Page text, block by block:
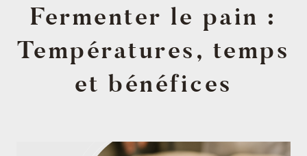
Fermenter le pain :
Températures, temps
et bénéfices